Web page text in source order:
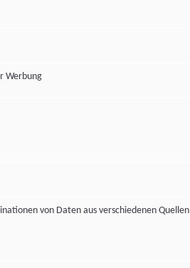
Werbung
von Daten aus verschiedenen Quellen